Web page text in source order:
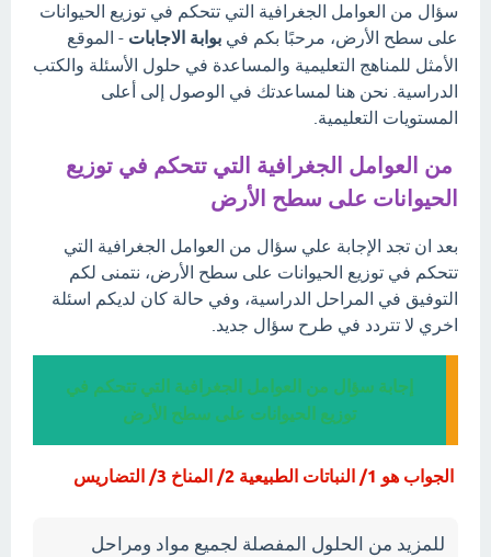
سؤال من العوامل الجغرافية التي تتحكم في توزيع الحيوانات
على سطح الأرض، مرحبًا بكم في بوابة الاجابات - الموقع
الأمثل للمناهج التعليمية والمساعدة في حلول الأسئلة والكتب
الدراسية. نحن هنا لمساعدتك في الوصول إلى أعلى
المستويات التعليمية.
من العوامل الجغرافية التي تتحكم في توزيع
الحيوانات على سطح الأرض
بعد ان تجد الإجابة علي سؤال من العوامل الجغرافية التي
تتحكم في توزيع الحيوانات على سطح الأرض، نتمنى لكم
التوفيق في المراحل الدراسية، وفي حالة كان لديكم اسئلة
اخري لا تتردد في طرح سؤال جديد.
إجابة سؤال من العوامل الجغرافية التي تتحكم في
توزيع الحيوانات على سطح الأرض
الجواب هو 1/ النباتات الطبيعية 2/ المناخ 3/ التضاريس
للمزيد من الحلول المفصلة لجميع مواد ومراحل